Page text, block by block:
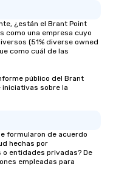
¿están el Brant Point
como una empresa cuyo
(51% diverse owned
como cuál de las
público del Brant
sobre la
formularon de acuerdo
hechas por
entidades privadas? De
empleadas para